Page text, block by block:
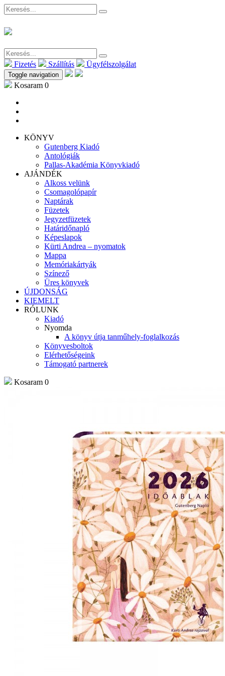
Fizetés Szállítás Ügyfélszolgálat
Toggle navigation
Kosaram 0
KÖNYV
Gutenberg Kiadó
Antológiák
Pallas-Akadémia Könyvkiadó
AJÁNDÉK
Alkoss velünk
Csomagolópapír
Naptárak
Füzetek
Jegyzetfüzetek
Határidőnapló
Képeslapok
Kürti Andrea – nyomatok
Mappa
Memóriakártyák
Színező
Üres könyvek
ÚJDONSÁG
KIEMELT
RÓLUNK
Kiadó
Nyomda
A könyv útja tanműhely-foglalkozás
Könyvesboltok
Elérhetőségeink
Támogató partnerek
Kosaram 0